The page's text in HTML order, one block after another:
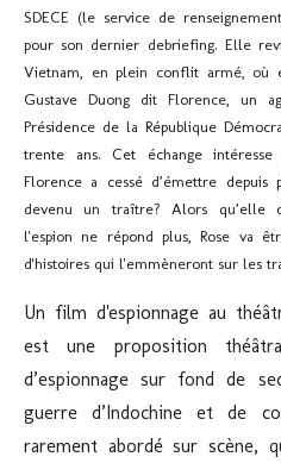
SDECE (le service de
pour son dernier debriefing. Elle
Vietnam, en plein conflit armé, où
Gustave Duong dit Florence, un
Présidence de la République
trente ans. Cet échange
Florence a cessé d’émettre depuis
devenu un traître? Alors qu’elle
l'espion ne répond plus, Rose va
d'histoires qui l'emmèneront sur les
Un film d'espionnage au
est une proposition
d’espionnage sur fond de
guerre d’Indochine et de
rarement abordé sur scène,